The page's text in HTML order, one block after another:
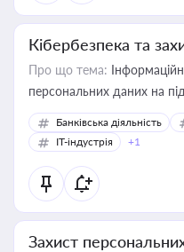
Кібербезпека та
Про що тема:
персональних даних на
Банківська діяльність
IT-індустрія
+1
Захист